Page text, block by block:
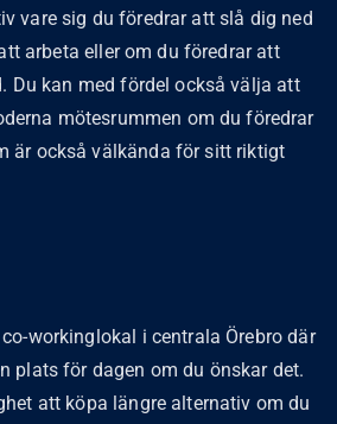
vare sig du föredrar att slå dig ned
arbeta eller om du föredrar att
Du kan med fördel också välja att
mötesrummen om du föredrar
är också välkända för sitt riktigt
workinglokal i centrala Örebro där
plats för dagen om du önskar det.
att köpa längre alternativ om du